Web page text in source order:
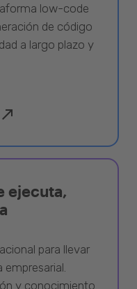
low-code
de código
a largo plazo y
ejecuta,
para llevar
y conocimiento